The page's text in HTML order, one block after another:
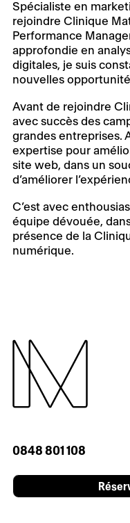
Spécialiste en
rejoindre Clinique
Performance
approfondie en
digitales, je suis
nouvelles
Avant de rejoindre
avec succès des
grandes entreprises.
expertise pour
site web, dans un
d’améliorer
C’est avec
équipe dévouée,
présence de la
numérique.
0848 801 108